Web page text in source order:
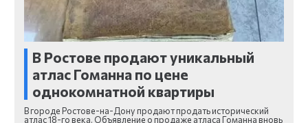
В Ростове продают уникальный
атлас Гоманна по цене
однокомнатной квартиры
В городе Ростове-на-Дону продают продать исторический
атлас 18-го века. Объявление о продаже атласа Гоманна вновь